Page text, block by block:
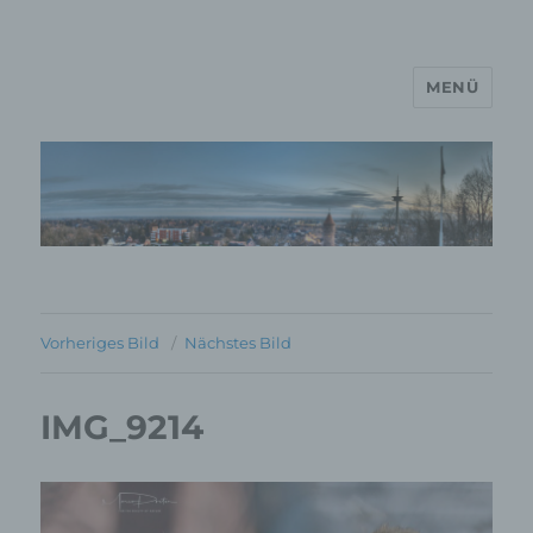
MP Mario Porten Beratung
Training Coaching
MENÜ
Vorheriges Bild Nächstes Bild
IMG_9214